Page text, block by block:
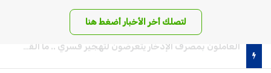
لتصلك أخر الأخبار أضغط هنا
أسامة عبد الماجد يكتب: صراعات الحج والعمرة!!